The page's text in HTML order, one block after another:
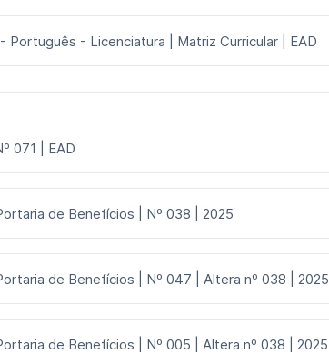
Português - Licenciatura | Matriz Curricular | EAD
071 | EAD
de Benefícios | Nº 038 | 2025
de Benefícios | Nº 047 | Altera nº 038 | 2025
de Benefícios | Nº 005 | Altera nº 038 | 2025